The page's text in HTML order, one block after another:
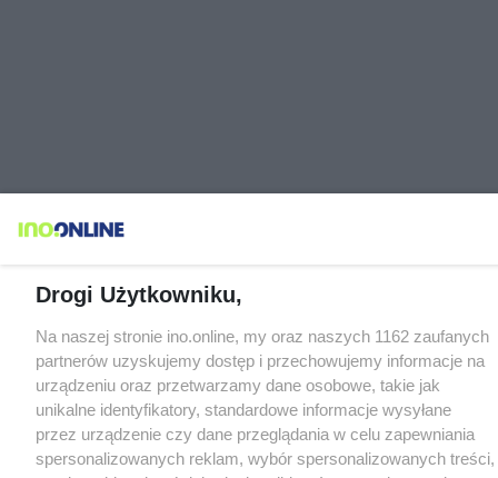
Drogi Użytkowniku,
Na naszej stronie ino.online, my oraz naszych 1162 zaufanych
partnerów uzyskujemy dostęp i przechowujemy informacje na
urządzeniu oraz przetwarzamy dane osobowe, takie jak
unikalne identyfikatory, standardowe informacje wysyłane
przez urządzenie czy dane przeglądania w celu zapewniania
spersonalizowanych reklam, wybór spersonalizowanych treści,